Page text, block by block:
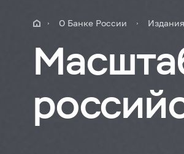
О Банке России